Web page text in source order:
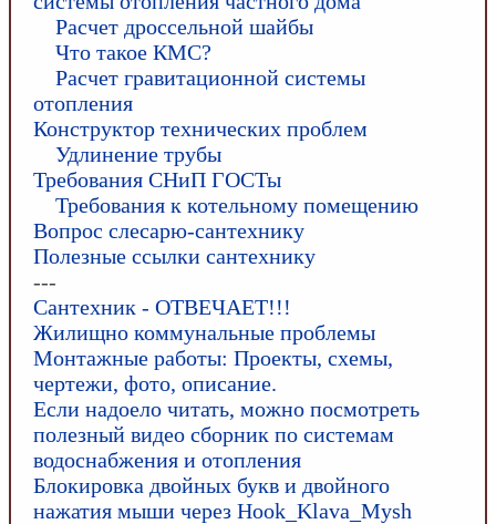
Расчет дроссельной шайбы
Что такое КМС?
Расчет гравитационной системы
отопления
Конструктор технических проблем
Удлинение трубы
Требования СНиП ГОСТы
Требования к котельному помещению
Вопрос слесарю-сантехнику
Полезные ссылки сантехнику
---
Сантехник - ОТВЕЧАЕТ!!!
Жилищно коммунальные проблемы
Монтажные работы: Проекты, схемы,
чертежи, фото, описание.
Если надоело читать, можно посмотреть
полезный видео сборник по системам
водоснабжения и отопления
Блокировка двойных букв и двойного
нажатия мыши через Hook_Klava_Mysh